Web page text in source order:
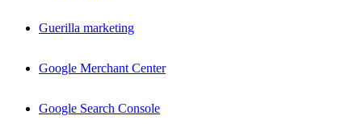
Guerilla marketing
Google Merchant Center
Google Search Console